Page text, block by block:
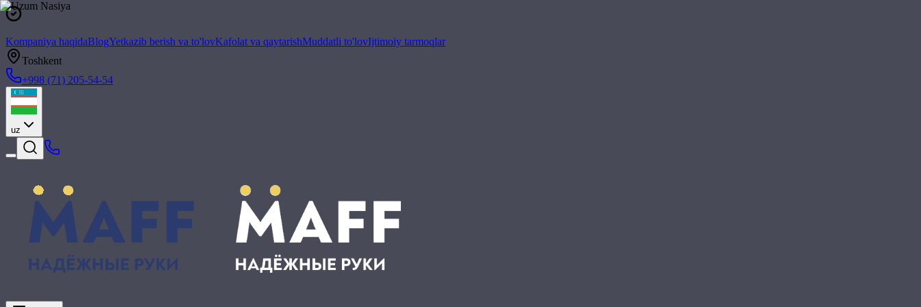
Kompaniya haqidaBlogYetkazib berish va to'lovKafolat va qaytarishMuddatli to'lovIjtimoiy tarmoqlar
Toshkent
+998 (71) 205-54-54
uz